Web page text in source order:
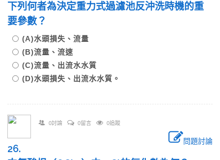
下列何者為決定重力式過濾池反沖洗時機的重
要參數？
(A)水頭損失、流量
(B)流量、流速
(C)流量、出流水水質
(D)水頭損失、出流水水質。
0討論 0留言 0追蹤
問題討論
26.